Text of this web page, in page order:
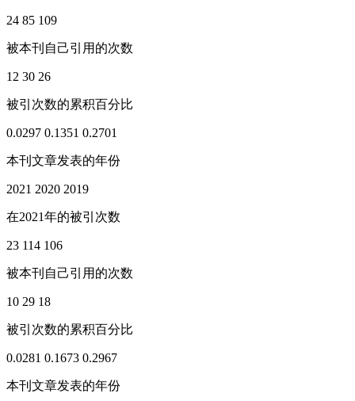
24 85 109
被本刊自己引用的次数
12 30 26
被引次数的累积百分比
0.0297 0.1351 0.2701
本刊文章发表的年份
2021 2020 2019
在2021年的被引次数
23 114 106
被本刊自己引用的次数
10 29 18
被引次数的累积百分比
0.0281 0.1673 0.2967
本刊文章发表的年份